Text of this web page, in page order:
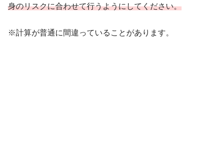
身のリスクに合わせて行うようにしてください。
※計算が普通に間違っていることがあります。